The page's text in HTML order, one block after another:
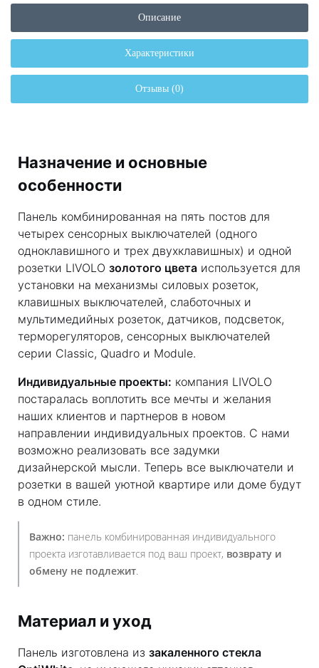
Описание
Характеристики
Отзывы (0)
Назначение и основные
особенности
Панель комбинированная на пять постов для
четырех сенсорных выключателей (одного
одноклавишного и трех двухклавишных) и одной
розетки LIVOLO золотого цвета используется для
установки на механизмы силовых розеток,
клавишных выключателей, слаботочных и
мультимедийных розеток, датчиков, подсветок,
терморегуляторов, сенсорных выключателей
серии Classic, Quadro и Module.
Индивидуальные проекты: компания LIVOLO
постаралась воплотить все мечты и желания
наших клиентов и партнеров в новом
направлении индивидуальных проектов. С нами
возможно реализовать все задумки
дизайнерской мысли. Теперь все выключатели и
розетки в вашей уютной квартире или доме будут
в одном стиле.
Важно: панель комбинированная индивидуального
проекта изготавливается под ваш проект, возврату и
обмену не подлежит.
Материал и уход
Панель изготовлена из закаленного стекла